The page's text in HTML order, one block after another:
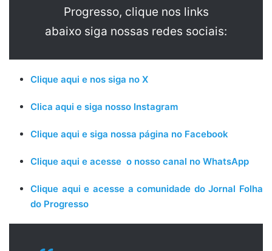
Progresso, clique nos links
abaixo siga nossas redes sociais:
Clique aqui e nos siga no X
Clica aqui e siga nosso Instagram
Clique aqui e siga nossa página no Facebook
Clique aqui e acesse o nosso canal no WhatsApp
Clique aqui e acesse a comunidade do Jornal Folha
do Progresso